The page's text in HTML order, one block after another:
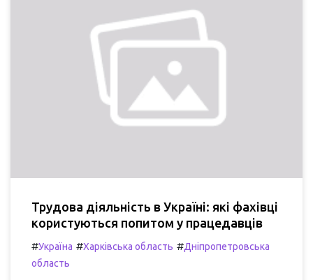
Трудова діяльність в Україні: які фахівці
користуються попитом у працедавців
#Україна #Харківська область #Дніпропетровська
область